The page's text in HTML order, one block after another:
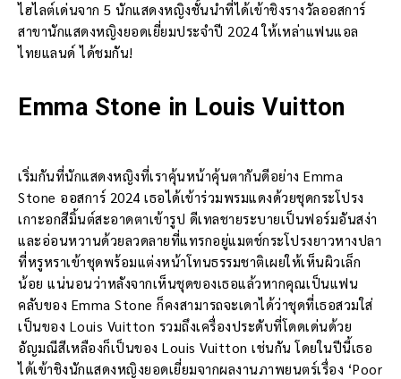
ไฮไลต์เด่นจาก 5 นักแสดงหญิงชั้นนำที่ได้เข้าชิงรางวัลออสการ์
สาขานักแสดงหญิงยอดเยี่ยมประจำปี 2024 ให้เหล่าแฟนแอล
ไทยแลนด์ ได้ชมกัน!
Emma Stone in Louis Vuitton
เริ่มกันที่นักแสดงหญิงที่เราคุ้นหน้าคุ้นตากันดีอย่าง Emma
Stone ออสการ์ 2024 เธอได้เข้าร่วมพรมแดงด้วยชุดกระโปรง
เกาะอกสีมิ้นต์สะอาดตาเข้ารูป ดีเทลชายระบายเป็นฟอร์มอันสง่า
และอ่อนหวานด้วยลวดลายที่แทรกอยู่แมตช์กระโปรงยาวหางปลา
ที่หรูหราเข้าชุดพร้อมแต่งหน้าโทนธรรมชาติเผยให้เห็นผิวเล็ก
น้อย แน่นอนว่าหลังจากเห็นชุดของเธอแล้วหากคุณเป็นแฟน
คลับของ Emma Stone ก็คงสามารถจะเดาได้ว่าชุดที่เธอสวมใส่
เป็นของ Louis Vuitton รวมถึงเครื่องประดับที่โดดเด่นด้วย
อัญมณีสีเหลืองก็เป็นของ Louis Vuitton เช่นกัน โดยในปีนี้เธอ
ได้เข้าชิงนักแสดงหญิงยอดเยี่ยมจากผลงานภาพยนตร์เรื่อง ‘Poor